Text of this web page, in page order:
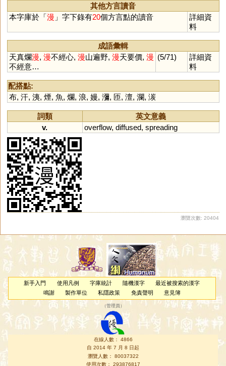
其他方言讀音
本字庫於「漫 」字下錄有20個方言點的讀音
詳細資
料
成語彙輯
天真爛漫, 漫不經心, 漫山遍野, 漫天要價, 漫
不經意…
(5/71)
詳細資
料
配搭點:
布, 汗, 洟, 煙, 魚, 爛, 浪, 嫚, 瀰, 匝, 澶, 瀾, 湠
詞類
英文意義
v.
overflow, diffused, spreading
瀏覽次數: 20404
新手入門 使用凡例 字庫統計 隨機漢字
最近被搜索的漢字
鳴謝
製作單位 私隱政策 免責聲明 意見簿
（管理員 ）
在線人數： 4866
自 2014 年 7 月 8 日起
瀏覽人數： 80037322
使用次數： 293876817